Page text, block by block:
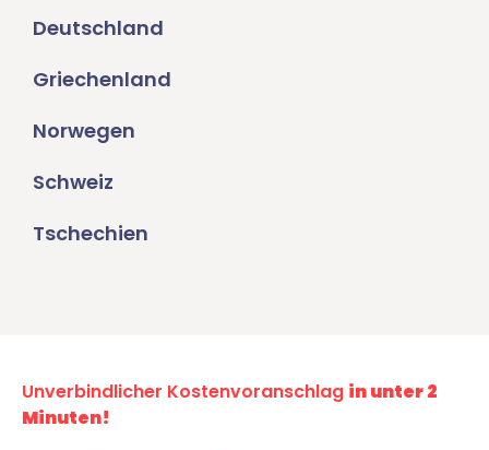
Deutschland
Griechenland
Norwegen
Schweiz
Tschechien
Unverbindlicher Kostenvoranschlag in unter 2
Minuten!